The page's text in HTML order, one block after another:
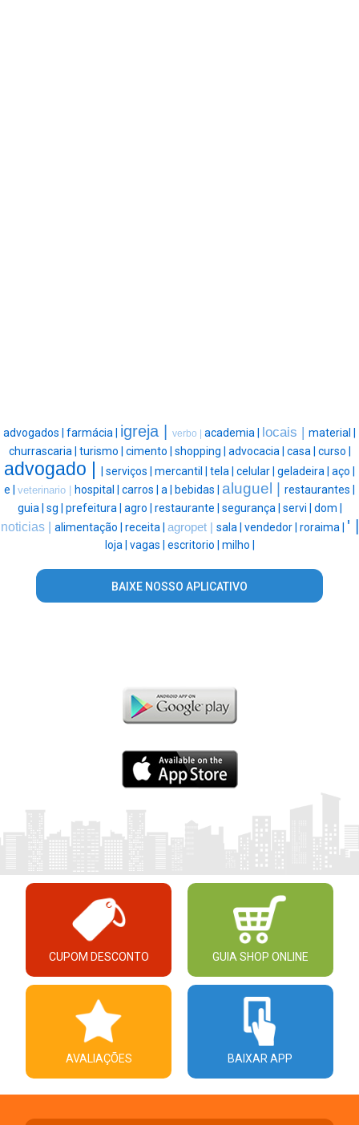
advogados | farmácia | igreja | verbo | academia | locais | material |
churrascaria | turismo | cimento | shopping | advocacia | casa | curso |
advogado | | serviços | mercantil | tela | celular | geladeira | aço |
e | veterinario | hospital | carros | a | bebidas | aluguel | restaurantes |
guia | sg | prefeitura | agro | restaurante | segurança | servi | dom |
noticias | alimentação | receita | agropet | sala | vendedor | roraima | ' |
loja | vagas | escritorio | milho |
BAIXE NOSSO APLICATIVO
CUPOM DESCONTO GUIA SHOP ONLINE
AVALIAÇÕES BAIXAR APP